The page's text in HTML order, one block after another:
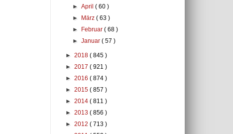
►April( 60 )
►
März( 63 )
►
Februar( 68 )
►Januar( 57 )
► 2018 ( 845 )
► 2017 ( 921 )
► 2016 ( 874 )
► 2015 ( 857 )
► 2014 ( 811 )
► 2013 ( 856 )
► 2012 ( 713 )